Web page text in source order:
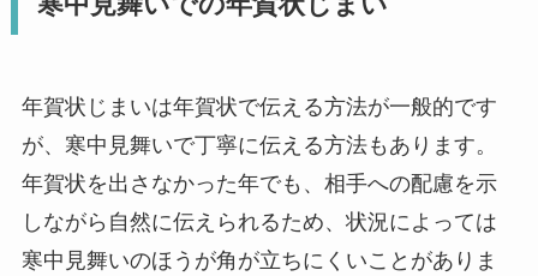
年賀状じまいは年賀状で伝える方法が一般的です
が、寒中見舞いで丁寧に伝える方法もあります。
年賀状を出さなかった年でも、相手への配慮を示
しながら自然に伝えられるため、状況によっては
寒中見舞いのほうが角が立ちにくいことがありま